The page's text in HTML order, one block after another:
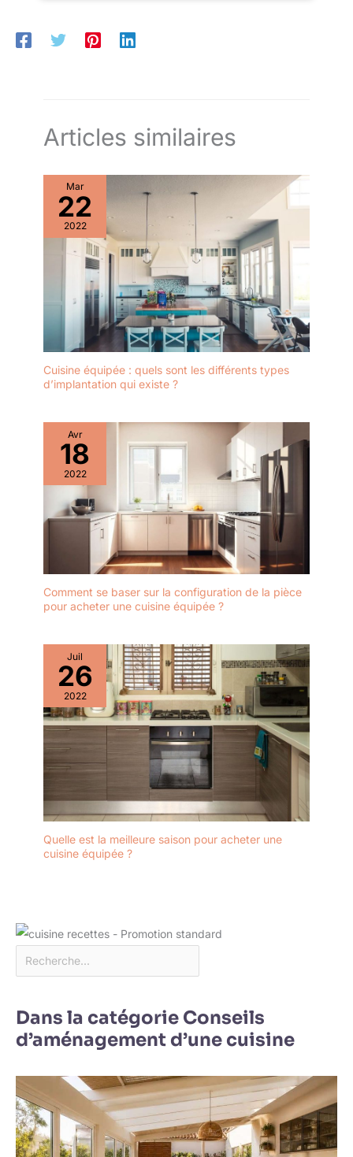
est recommandé de laver le
bloc à la main avec du savon et
à tout autre endroit; Gardez votre maison bien rangée tout en
maximisant votre espace de stockage
Articles similaires
Mar
22
2022
Cuisine équipée : quels sont les différents types
d’implantation qui existe ?
Avr
18
2022
Comment se baser sur la configuration de la pièce
pour acheter une cuisine équipée ?
Juil
26
2022
Quelle est la meilleure saison pour acheter une
cuisine équipée ?
Dans la catégorie Conseils
d’aménagement d’une cuisine